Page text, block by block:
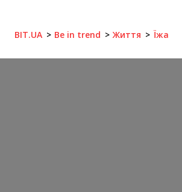
BIT.UA Be in trend Життя Їжа